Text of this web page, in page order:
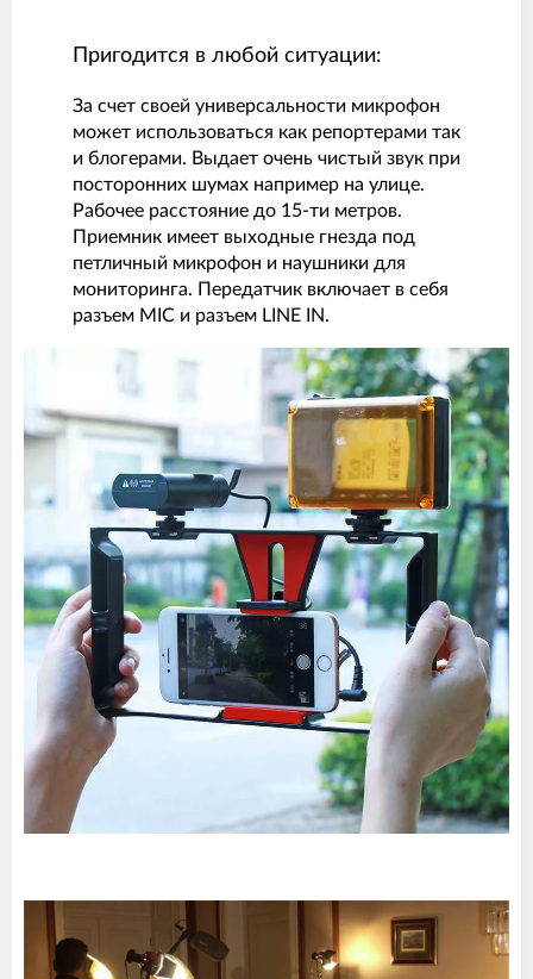
Пригодится в любой ситуации:
За счет своей универсальности микрофон
может использоваться как репортерами так
и блогерами. Выдает очень чистый звук при
посторонних шумах например на улице.
Рабочее расстояние до 15-ти метров.
Приемник имеет выходные гнезда под
петличный микрофон и наушники для
мониторинга. Передатчик включает в себя
разъем MIC и разъем LINE IN.